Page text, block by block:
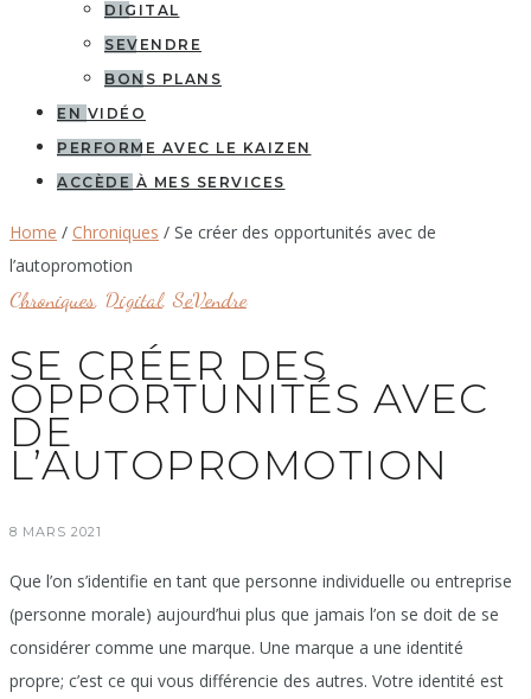
DIGITAL
SEVENDRE
BONS PLANS
EN VIDÉO
PERFORME AVEC LE KAIZEN
ACCÈDE À MES SERVICES
Home / Chroniques / Se créer des opportunités avec de
l’autopromotion
Chroniques, Digital,SeVendre
SE CRÉER DES
OPPORTUNITÉS AVEC
DE
L’AUTOPROMOTION
8 MARS 2021
Que l’on s’identifie en tant que personne individuelle ou entreprise
(personne morale) aujourd’hui plus que jamais l’on se doit de se
considérer comme une marque. Une marque a une identité
propre; c’est ce qui vous différencie des autres. Votre identité est